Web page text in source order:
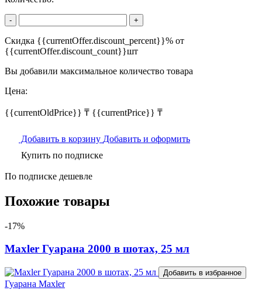
- +
Скидка {{currentOffer.discount_percent}}% от
{{currentOffer.discount_count}}шт
Вы добавили максимальное количество товара
Цена:
{{currentOldPrice}} ₸ {{currentPrice}} ₸
Добавить в корзину Добавить и оформить
Купить по подписке
По подписке дешевле
Похожие товары
-17%
Maxler Гуарана 2000 в шотах, 25 мл
Добавить в избранное
Гуарана Maxler